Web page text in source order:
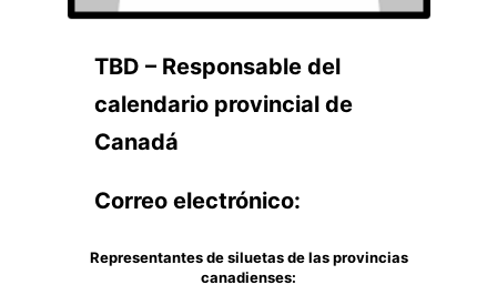
TBD – Responsable del
calendario provincial de
Canadá
Correo electrónico:
Representantes de siluetas de las provincias
canadienses: